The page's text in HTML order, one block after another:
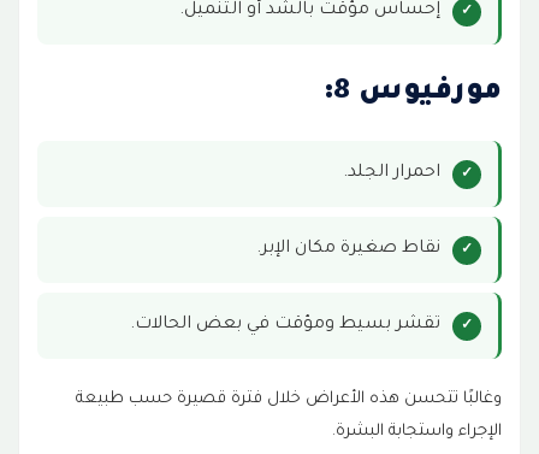
إحساس مؤقت بالشد أو التنميل.
مورفيوس 8:
احمرار الجلد.
نقاط صغيرة مكان الإبر.
تقشر بسيط ومؤقت في بعض الحالات.
وغالبًا تتحسن هذه الأعراض خلال فترة قصيرة حسب طبيعة
الإجراء واستجابة البشرة.